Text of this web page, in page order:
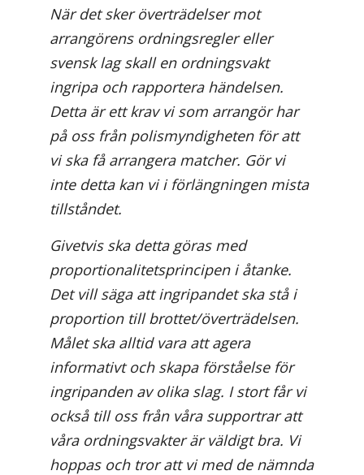
När det sker överträdelser mot
arrangörens ordningsregler eller
svensk lag skall en ordningsvakt
ingripa och rapportera händelsen.
Detta är ett krav vi som arrangör har
på oss från polismyndigheten för att
vi ska få arrangera matcher. Gör vi
inte detta kan vi i förlängningen mista
tillståndet.
Givetvis ska detta göras med
proportionalitetsprincipen i åtanke.
Det vill säga att ingripandet ska stå i
proportion till brottet/överträdelsen.
Målet ska alltid vara att agera
informativt och skapa förståelse för
ingripanden av olika slag. I stort får vi
också till oss från våra supportrar att
våra ordningsvakter är väldigt bra. Vi
hoppas och tror att vi med de nämnda